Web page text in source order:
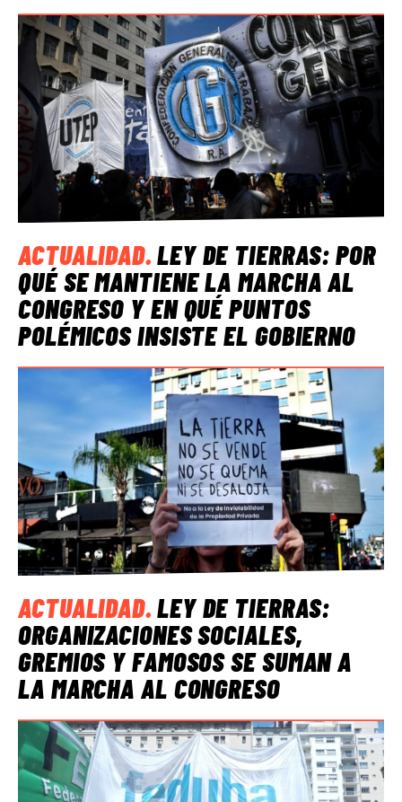
ACTUALIDAD.LEY DE TIERRAS: POR
QUÉ SE MANTIENE LA MARCHA AL
CONGRESO Y EN QUÉ PUNTOS
POLÉMICOS INSISTE EL GOBIERNO
ACTUALIDAD.LEY DE TIERRAS:
ORGANIZACIONES SOCIALES,
GREMIOS Y FAMOSOS SE SUMAN A
LA MARCHA AL CONGRESO